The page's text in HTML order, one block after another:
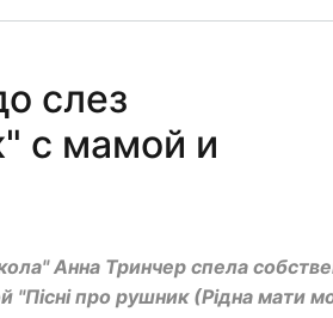
слез
с мамой и
Анна Тринчер спела
"Пісні про рушник (Рідна мати